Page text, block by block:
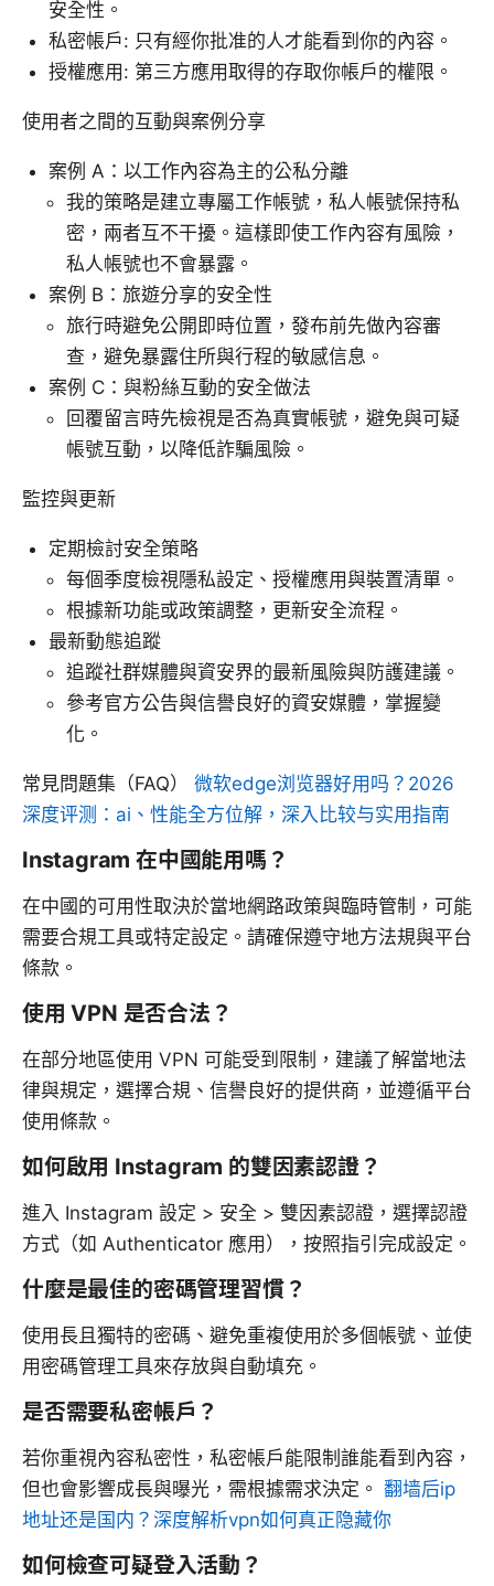
安全性。
私密帳戶: 只有經你批准的人才能看到你的內容。
授權應用: 第三方應用取得的存取你帳戶的權限。
使用者之間的互動與案例分享
案例 A：以工作內容為主的公私分離
我的策略是建立專屬工作帳號，私人帳號保持私
密，兩者互不干擾。這樣即使工作內容有風險，
私人帳號也不會暴露。
案例 B：旅遊分享的安全性
旅行時避免公開即時位置，發布前先做內容審
查，避免暴露住所與行程的敏感信息。
案例 C：與粉絲互動的安全做法
回覆留言時先檢視是否為真實帳號，避免與可疑
帳號互動，以降低詐騙風險。
監控與更新
定期檢討安全策略
每個季度檢視隱私設定、授權應用與裝置清單。
根據新功能或政策調整，更新安全流程。
最新動態追蹤
追蹤社群媒體與資安界的最新風險與防護建議。
參考官方公告與信譽良好的資安媒體，掌握變
化。
常見問題集（FAQ） 微软edge浏览器好用吗？2026
深度评测：ai、性能全方位解，深入比较与实用指南
Instagram 在中國能用嗎？
在中國的可用性取決於當地網路政策與臨時管制，可能
需要合規工具或特定設定。請確保遵守地方法規與平台
條款。
使用 VPN 是否合法？
在部分地區使用 VPN 可能受到限制，建議了解當地法
律與規定，選擇合規、信譽良好的提供商，並遵循平台
使用條款。
如何啟用 Instagram 的雙因素認證？
進入 Instagram 設定 > 安全 > 雙因素認證，選擇認證
方式（如 Authenticator 應用），按照指引完成設定。
什麼是最佳的密碼管理習慣？
使用長且獨特的密碼、避免重複使用於多個帳號、並使
用密碼管理工具來存放與自動填充。
是否需要私密帳戶？
若你重視內容私密性，私密帳戶能限制誰能看到內容，
但也會影響成長與曝光，需根據需求決定。 翻墙后ip
地址还是国内？深度解析vpn如何真正隐藏你
如何檢查可疑登入活動？